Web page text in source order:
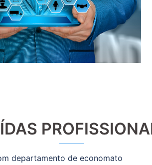
departamento de economato